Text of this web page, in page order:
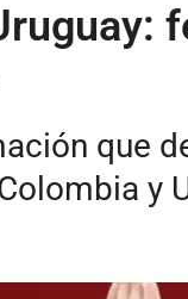
que
y